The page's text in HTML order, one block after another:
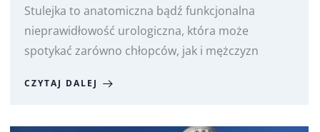
Stulejka to anatomiczna bądź funkcjonalna
nieprawidłowość urologiczna, która może
spotykać zarówno chłopców, jak i mężczyzn
CZYTAJ DALEJ